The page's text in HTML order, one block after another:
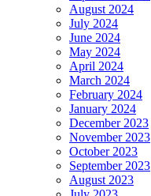
August 2024
July 2024
June 2024
May 2024
April 2024
March 2024
February 2024
January 2024
December 2023
November 2023
October 2023
September 2023
August 2023